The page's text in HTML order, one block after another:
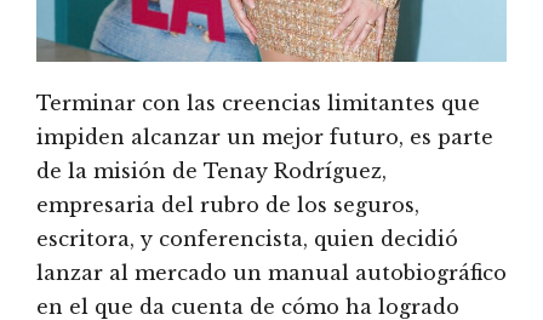
Terminar con las creencias limitantes que
impiden alcanzar un mejor futuro, es parte
de la misión de Tenay Rodríguez,
empresaria del rubro de los seguros,
escritora, y conferencista, quien decidió
lanzar al mercado un manual autobiográfico
en el que da cuenta de cómo ha logrado